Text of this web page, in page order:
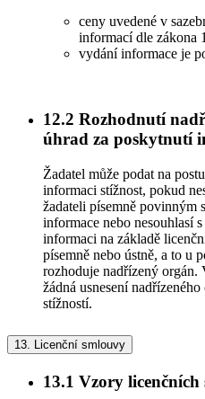
ceny uvedené v
informací dle zákona
vydání informace je
12.2 Rozhodnutí
úhrad za poskytnutí
Žadatel může podat na
informaci stížnost, pokud
žadateli písemně povinným
informace nebo nesouhlasí
informaci na základě
písemně nebo ústně, a to u
rozhoduje nadřízený orgán.
žádná usnesení
stížností.
13. Licenční smlouvy
13.1 Vzory licenčních